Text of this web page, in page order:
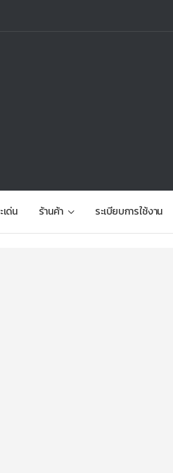
ด่น ร้านค้า ระเบียบการใช้งาน